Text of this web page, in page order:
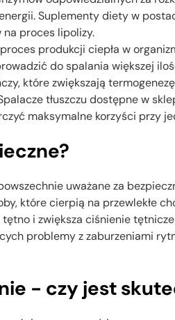
Suplementy diety w
na proces lipolizy.
produkcji ciepła w
do spalania większej
które zwiększają
tłuszczu dostępne w
maksymalne korzyści przy
uważane za
które cierpią na przewlekłe
i zwiększa ciśnienie
problemy z zaburzeniami
- czy jest